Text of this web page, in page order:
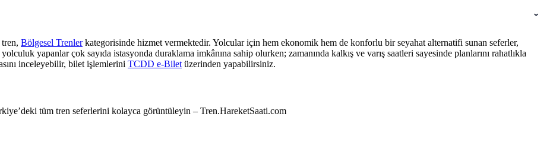
Bölgesel Trenlerkategorisinde hizmet vermektedir. Yolcular için hem ekonomik hem de konforlu bir seyahat alternatifi sunan seferler,
yapanlar çok sayıda istasyonda duraklama imkânına sahip olurken; zamanında kalkış ve varış saatleri sayesinde planlarını rahatlıkla
inceleyebilir, bilet işlemlerini TCDD e-Biletüzerinden yapabilirsiniz.
tüm tren seferlerini kolayca görüntüleyin – Tren.HareketSaati.com